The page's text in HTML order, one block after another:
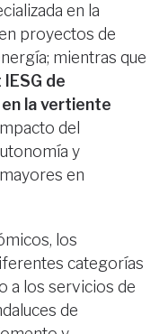
en la
proyectos de
mientras que
de
la vertiente
del
y
en
los
categorías
a los servicios de
de